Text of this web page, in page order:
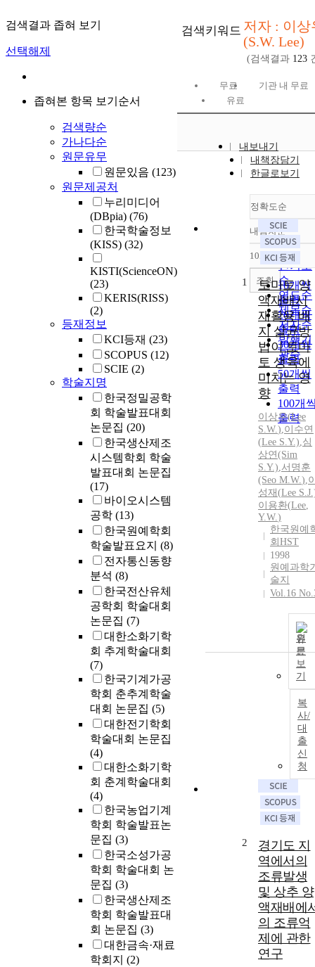
검색결과 좁혀 보기
선택해제
좁혀본 항목 보기순서
검색량순
가나다순
원문유무
원문있음 (123)
원문제공처
누리미디어
(DBpia) (76)
한국학술정보
(KISS) (32)
KISTI(ScienceON)
(23)
KERIS(RISS)
(2)
등재정보
KCI등재 (23)
SCOPUS (12)
SCIE (2)
학술지명
한국정밀공학
회 학술발표대회
논문집 (20)
한국생산제조
시스템학회 학술
발표대회 논문집
(17)
바이오시스템
공학 (13)
한국원예학회
학술발표요지 (8)
전자통신동향
분석 (8)
한국전산유체
공학회 학술대회
논문집 (7)
대한소화기학
회 추계학술대회
(7)
한국기계가공
학회 춘추계학술
대회 논문집 (5)
대한전기학회
학술대회 논문집
(4)
대한소화기학
회 춘계학술대회
(4)
한국농업기계
학회 학술발표논
문집 (3)
한국소성가공
학회 학술대회 논
문집 (3)
한국생산제조
학회 학술발표대
회 논문집 (3)
대한금속·재료
학회지 (2)
검색키워드 저자 : 이상
(S.W. Lee)
(검색결과 123
무료
기관 내 무료
유료
내보내기
내책장담기
한글로보기
정확도순
정확도
순
인기도
순
연도순
제목순
저자순
발행기
관순
내림차순
내림차
10개씩 출력
10개씩
출력
20개씩
출력
30개씩
출력
50개씩
출력
100개
출력
조회
1
토마토 양
액재배시
재활용 배
지 살균방
법이 토마
토 생육에
미치는 영
향
이상우(Lee
S.W.),이수연
(Lee S.Y.),심
상연(Sim
S.Y.),서명훈
(Seo M.W.),
성재(Lee S.
이용환(Lee,
Y.W.)
한국원예
회HST
1998
원예과학
술지
Vol.16
원
문
보
기
복
사/
대
출
신
청
2
경기도 지
역에서의
조류발생
및 상추 양
액재배에
의 조류억
제에 관한
연구